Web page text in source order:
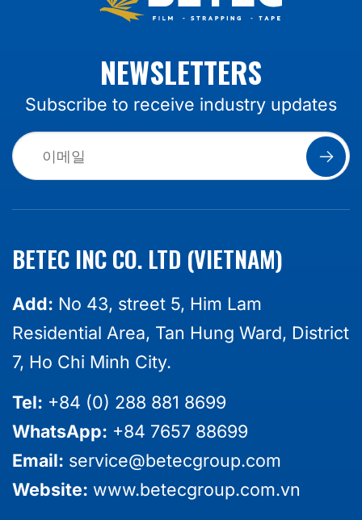
NEWSLETTERS
Subscribe to receive industry updates
BETEC INC CO. LTD (VIETNAM)
Add: No 43, street 5, Him Lam
Residential Area, Tan Hung Ward, District
7, Ho Chi Minh City.
Tel: +84 (0) 288 881 8699
WhatsApp: +84 7657 88699
Email: service@betecgroup.com
Website: www.betecgroup.com.vn